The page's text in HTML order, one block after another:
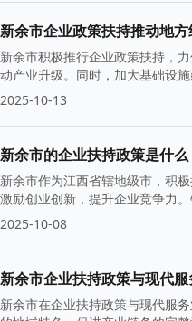
新余市企业政策扶持推动地
新余市积极推行企业政策扶持，
动产业升级。同时，加大基础设
标。
2025-10-13
新余市的企业扶持政策是什么
新余市作为江西省辖地级市，积
激励创业创新，提升企业竞争力
2025-10-08
新余市企业扶持政策与现代
新余市在企业扶持政策与现代服